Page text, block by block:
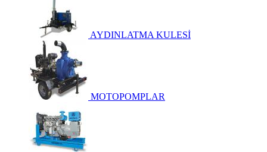
AYDINLATMA KULESİ
MOTOPOMPLAR